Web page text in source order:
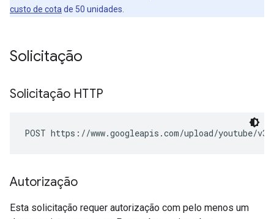
custo de cota de 50 unidades.
Solicitação
Solicitação HTTP
POST https://www.googleapis.com/upload/youtube/
Autorização
Esta solicitação requer autorização com pelo menos um